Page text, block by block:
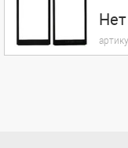
Нет